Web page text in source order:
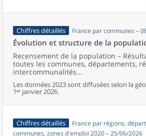
Chiffres détaillés France par communes –
Évolution et structure de la
Recensement de la population –
toutes les communes, départements,
intercommunalités...
Les données 2023 sont diffusées selon la
1ᵉʳ janvier 2026.
Chiffres détaillés
France par régions,
communes, zones d'emploi 2020 – 25/06/2026